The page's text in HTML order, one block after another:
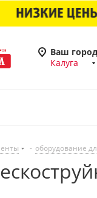
Ваш город
Калуга
- оборудование